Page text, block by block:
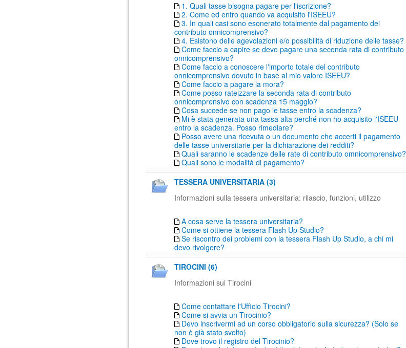
1. Quali tasse bisogna pagare per l'iscrizione?
2. Come ed entro quando va acquisito l'ISEEU?
3. In quali casi sono esonerato totalmente dal pagamento del
contributo onnicomprensivo?
4. Esistono delle agevolazioni e/o possibilità di riduzione delle tasse?
Come faccio a capire se devo pagare una seconda rata di contributo
onnicomprensivo?
Come faccio a conoscere l'importo totale del contributo
onnicomprensivo dovuto in base al mio valore ISEEU?
Come faccio a pagare la mora?
Come posso rateizzare la seconda rata di contributo
onnicomprensivo con scadenza 15 maggio?
Cosa succede se non pago le tasse entro la scadenza?
Mi è stata generata una tassa alta perché non ho acquisito l'ISEEU
entro la scadenza. Posso rimediare?
Posso avere una ricevuta o un documento che accerti il pagamento
delle tasse universitarie per la dichiarazione dei redditi?
Quali saranno le scadenze delle rate di contributo omnicomprensivo?
Quali sono le modalità di pagamento?
TESSERA UNIVERSITARIA (3)
Informazioni sulla tessera universitaria: rilascio, funzioni, utilizzo
A cosa serve la tessera universitaria?
Come si ottiene la tessera Flash Up Studio?
Se riscontro dei problemi con la tessera Flash Up Studio, a chi mi
devo rivolgere?
TIROCINI (6)
Informazioni sui Tirocini
Come contattare l'Ufficio Tirocini?
Come si avvia un Tirocinio?
Devo inscrivermi ad un corso obbligatorio sulla sicurezza? (Solo se
non è già stato svolto)
Dove trovo il registro del Tirocinio?